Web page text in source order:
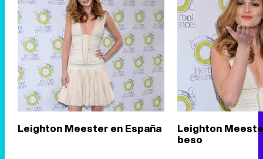
Leighton Meester en España Leighton
beso